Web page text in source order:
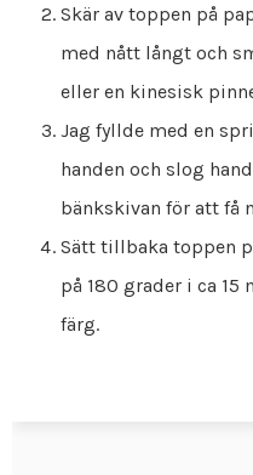
Skär av toppen på
med nått långt och
eller en kinesisk
Jag fyllde med en
handen och slog
bänkskivan för att få
Sätt tillbaka toppen
på 180 grader i ca
färg.